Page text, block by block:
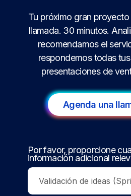
Tu próximo gran
llamada. 30 minutos.
recomendamos el
respondemos todas
presentaciones de
Agenda una
Por favor, proporcione
información adicional